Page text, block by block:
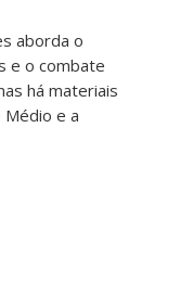
aborda o
e o combate
há materiais
e a